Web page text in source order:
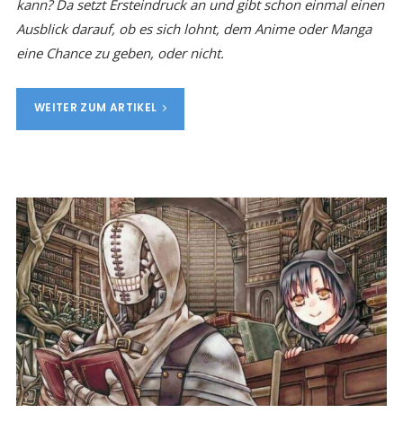
kann? Da setzt Ersteindruck an und gibt schon einmal einen
Ausblick darauf, ob es sich lohnt, dem Anime oder Manga
eine Chance zu geben, oder nicht.
WEITER ZUM ARTIKEL